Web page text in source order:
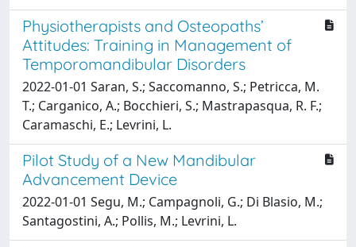
Physiotherapists and Osteopaths’
Attitudes: Training in Management of
Temporomandibular Disorders
2022-01-01 Saran, S.; Saccomanno, S.; Petricca, M.
T.; Carganico, A.; Bocchieri, S.; Mastrapasqua, R. F.;
Caramaschi, E.; Levrini, L.
Pilot Study of a New Mandibular
Advancement Device
2022-01-01 Segu, M.; Campagnoli, G.; Di Blasio, M.;
Santagostini, A.; Pollis, M.; Levrini, L.